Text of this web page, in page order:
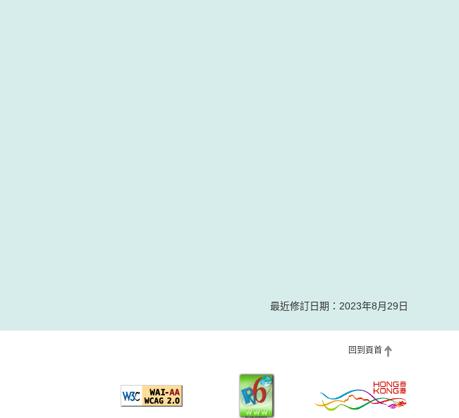
最近修訂日期：2023年8月29日
回到頁首